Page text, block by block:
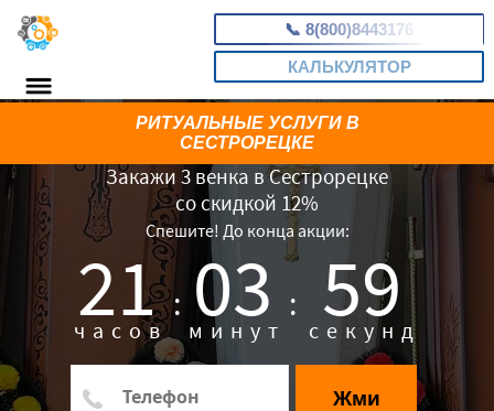
📞 8(800)8443176
КАЛЬКУЛЯТОР
Закажи 3 венка в Сестрорецке
со скидкой 12%
Спешите! До конца акции:
21 :
часов 03 :
минут 58
секунд
Жми
РИТУАЛЬНЫЕ УСЛУГИ В
СЕСТРОРЕЦКЕ